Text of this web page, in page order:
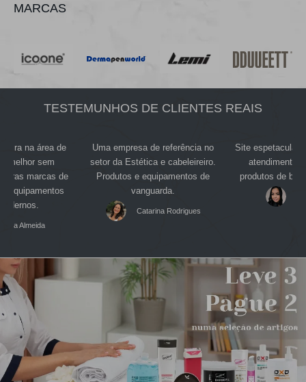
MARCAS
TESTEMUNHOS DE CLIENTES REAIS
na área de
melhor sem
marcas de
equipamentos
Maria Almeida
Uma empresa de referência no
setor da Estética e cabeleireiro.
Produtos e equipamentos de
vanguarda.
Catarina Rodrigues
Site espetacular
atendimento
produtos de